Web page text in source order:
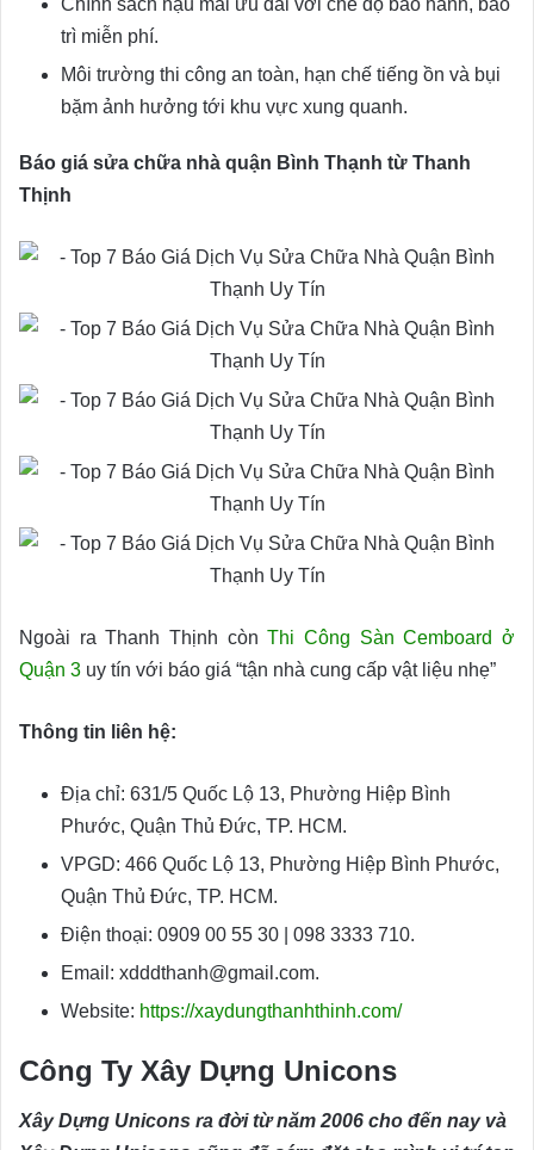
trì miễn phí.
Môi trường thi công an toàn, hạn chế tiếng ồn và bụi
bặm ảnh hưởng tới khu vực xung quanh.
Báo giá sửa chữa nhà quận Bình Thạnh từ Thanh
Thịnh
Ngoài ra Thanh Thịnh cònThi Công Sàn Cemboard ở
Quận 3 uy tín với báo giá “tận nhà cung cấp vật liệu nhẹ”
Thông tin liên hệ:
Địa chỉ: 631/5 Quốc Lộ 13, Phường Hiệp Bình
Phước, Quận Thủ Đức, TP. HCM.
VPGD: 466 Quốc Lộ 13, Phường Hiệp Bình Phước,
Quận Thủ Đức, TP. HCM.
Điện thoại: 0909 00 55 30 | 098 3333 710.
Email: xdddthanh@gmail.com.
Website: https://xaydungthanhthinh.com/
Công Ty Xây Dựng Unicons
Xây Dựng Unicons ra đời từ năm 2006 cho đến nay và